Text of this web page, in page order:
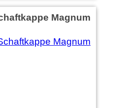
Magnum